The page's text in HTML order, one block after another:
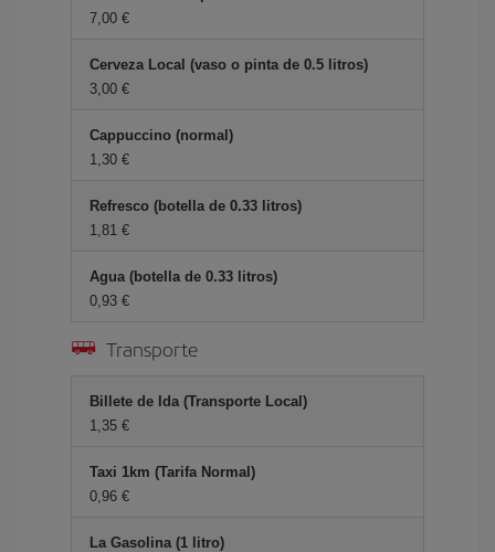
7,00 €
Cerveza Local (vaso o pinta de 0.5 litros)
3,00 €
Cappuccino (normal)
1,30 €
Refresco (botella de 0.33 litros)
1,81 €
Agua (botella de 0.33 litros)
0,93 €
Transporte
Billete de Ida (Transporte Local)
1,35 €
Taxi 1km (Tarifa Normal)
0,96 €
La Gasolina (1 litro)